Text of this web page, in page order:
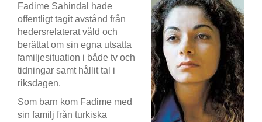
Fadime Sahindal hade
offentligt tagit avstånd från
hedersrelaterat våld och
berättat om sin egna utsatta
familjesituation i både tv och
tidningar samt hållit tal i
riksdagen.
Som barn kom Fadime med
sin familj från turkiska